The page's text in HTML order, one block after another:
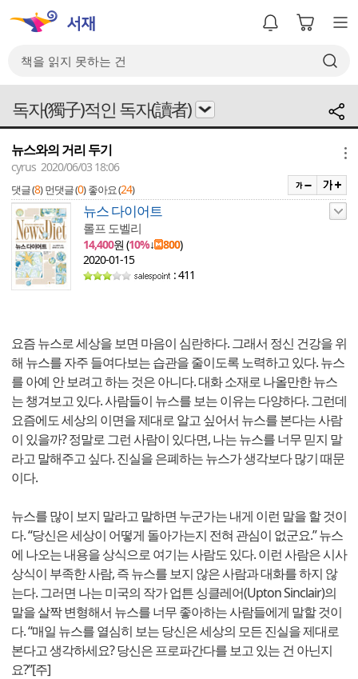
독자(獨子)적인 독자(讀者)
뉴스와의 거리 두기
cyrus 2020/06/03 18:06
댓글 (8) 먼댓글 (0) 좋아요 (24)
뉴스 다이어트
롤프 도벨리
14,400원 (10%↓ 800)
2020-01-15
: 411
요즘 뉴스로 세상을 보면 마음이 심란하다. 그래서 정신 건강을 위
해 뉴스를 자주 들여다보는 습관을 줄이도록 노력하고 있다. 뉴스
를 아예 안 보려고 하는 것은 아니다. 대화 소재로 나올만한 뉴스
는 챙겨보고 있다. 사람들이 뉴스를 보는 이유는 다양하다. 그런데
요즘에도 세상의 이면을 제대로 알고 싶어서 뉴스를 본다는 사람
이 있을까? 정말로 그런 사람이 있다면, 나는 뉴스를 너무 믿지 말
라고 말해주고 싶다. 진실을 은폐하는 뉴스가 생각보다 많기 때문
이다.
뉴스를 많이 보지 말라고 말하면 누군가는 내게 이런 말을 할 것이
다. “당신은 세상이 어떻게 돌아가는지 전혀 관심이 없군요.” 뉴스
에 나오는 내용을 상식으로 여기는 사람도 있다. 이런 사람은 시사
상식이 부족한 사람, 즉 뉴스를 보지 않은 사람과 대화를 하지 않
는다. 그러면 나는 미국의 작가 업튼 싱클레어(Upton Sinclair)의
말을 살짝 변형해서 뉴스를 너무 좋아하는 사람들에게 말할 것이
다. “매일 뉴스를 열심히 보는 당신은 세상의 모든 진실을 제대로
본다고 생각하세요? 당신은 프로파간다를 보고 있는 건 아닌지
요?”[주]